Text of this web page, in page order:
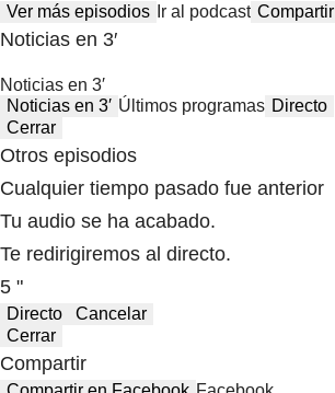
Ver más episodios Ir al podcast Compartir
Noticias en 3′
Noticias en 3′
Noticias en 3′ Últimos programas Directo
Cerrar
Otros episodios
Cualquier tiempo pasado fue anterior
Tu audio se ha acabado.
Te redirigiremos al directo.
5 "
Directo
Cancelar
Cerrar
Compartir